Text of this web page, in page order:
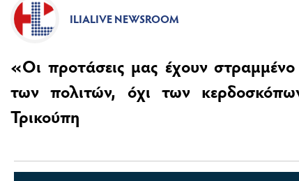
ILIALIVE NEWSROOM
«Οι προτάσεις μας έχουν
των πολιτών, όχι των
Τρικούπη